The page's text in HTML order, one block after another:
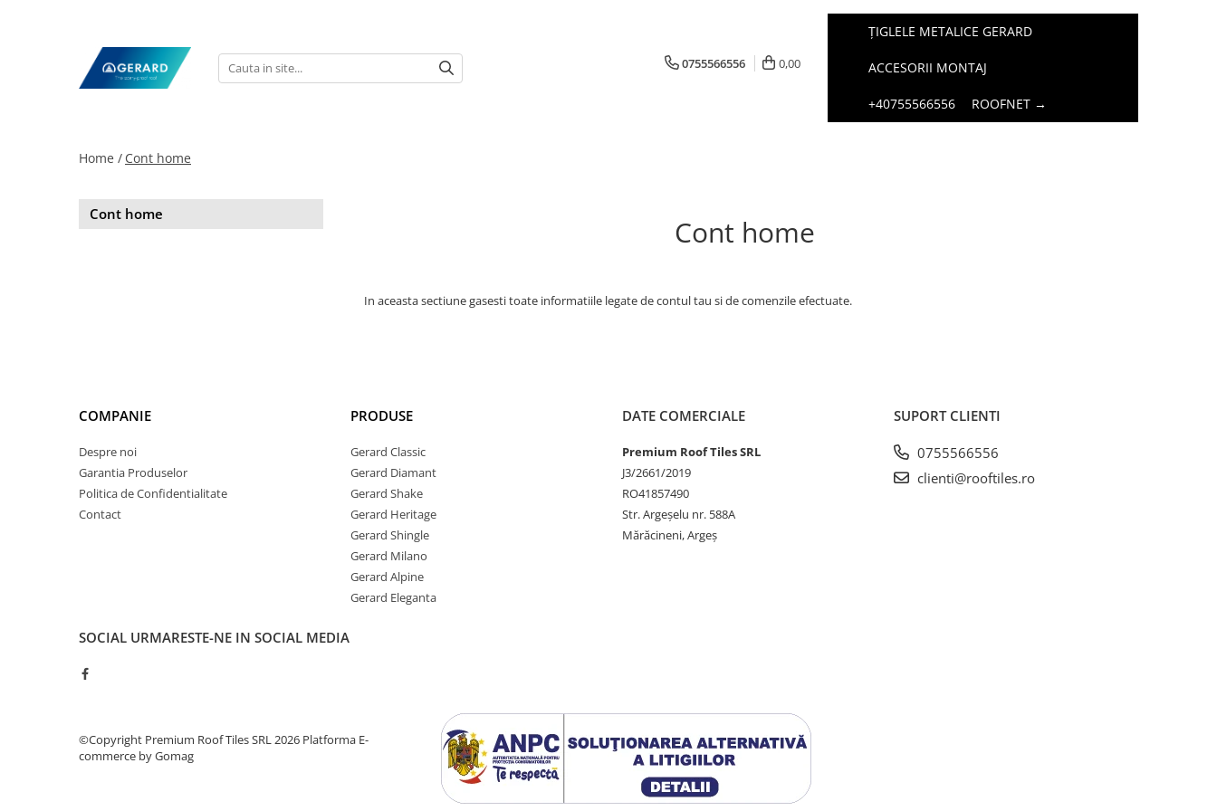
0755566556 0,00
ȚIGLELE METALICE GERARD
ACCESORII MONTAJ
+40755566556 ROOFNET →
Home / Cont home
Cont home
In aceasta sectiune gasesti toate informatiile legate de contul tau si de comenzile efectuate.
Cont home
COMPANIE
Despre noi
Garantia Produselor
Politica de Confidentialitate
Contact
PRODUSE
Gerard Classic
Gerard Diamant
Gerard Shake
Gerard Heritage
Gerard Shingle
Gerard Milano
Gerard Alpine
Gerard Eleganta
DATE COMERCIALE
Premium Roof Tiles SRL
J3/2661/2019
RO41857490
Str. Argeșelu nr. 588A
Mărăcineni, Argeș
SUPORT CLIENTI
0755566556
clienti@rooftiles.ro
SOCIAL URMARESTE-NE IN SOCIAL MEDIA
©Copyright Premium Roof Tiles SRL 2026 Platforma E-
commerce by Gomag